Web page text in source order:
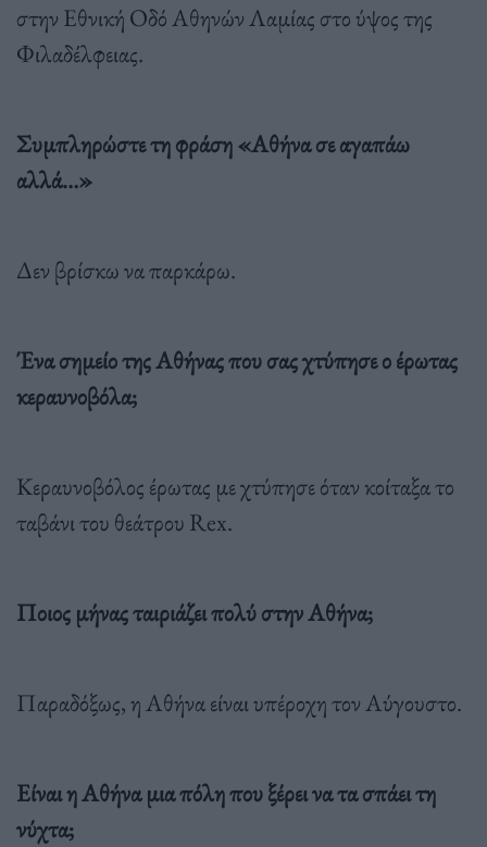
στην Εθνική Οδό Αθηνών Λαμίας στο ύψος της
Φιλαδέλφειας.
Συμπληρώστε τη φράση «Αθήνα σε αγαπάω
αλλά…»
Δεν βρίσκω να παρκάρω.
Ένα σημείο της Αθήνας που σας χτύπησε ο έρωτας
κεραυνοβόλα;
Κεραυνοβόλος έρωτας με χτύπησε όταν κοίταξα το
ταβάνι του θεάτρου Rex.
Ποιος μήνας ταιριάζει πολύ στην Αθήνα;
Παραδόξως, η Αθήνα είναι υπέροχη τον Αύγουστο.
Είναι η Αθήνα μια πόλη που ξέρει να τα σπάει τη
νύχτα;